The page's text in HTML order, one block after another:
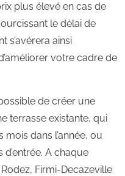
plus élevé en cas de
le délai de
s’avérera ainsi
votre cadre de
de créer une
terrasse existante, qui
dans l’année, ou
d’entrée. A chaque
Firmi-Decazeville